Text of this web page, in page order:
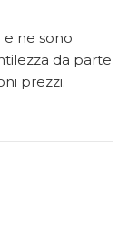
ne sono
da parte
prezzi.